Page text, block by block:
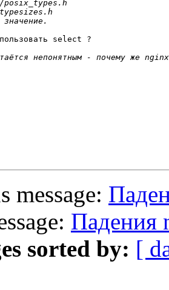
select ?
message:
Падения
sorted by: [